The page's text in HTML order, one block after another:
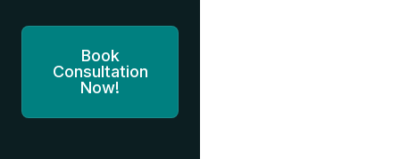
Book
Consultation
Now!